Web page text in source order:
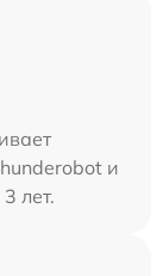
и
лет.